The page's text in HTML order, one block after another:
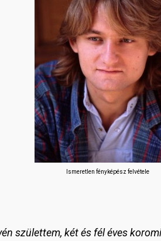
Ismeretlen fényképész felvétele
születtem, két és fél éves